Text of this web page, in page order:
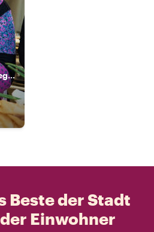
The Food Consultant/vegan nutritionist cook
Beste der Stadt
Einwohner